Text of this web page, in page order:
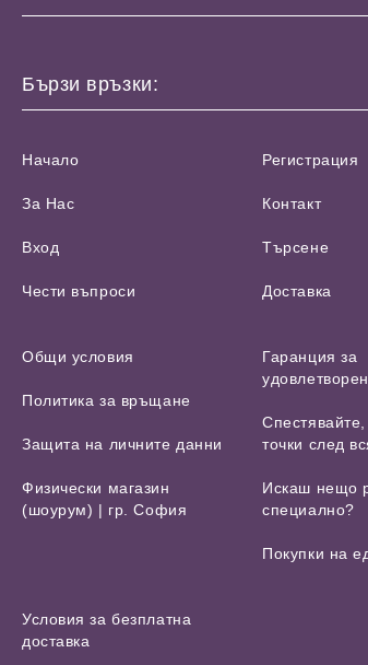
Бързи връзки:
Начало
За Нас
Вход
Чести въпроси
Регистрация
Контакт
Търсене
Доставка
Общи условия
Политика за връщане
Защита на личните данни
Физически магазин
(шоурум) | гр. София
Гаранция за
точки след
Искаш нещо
специално?
Покупки на
Условия за безплатна
доставка